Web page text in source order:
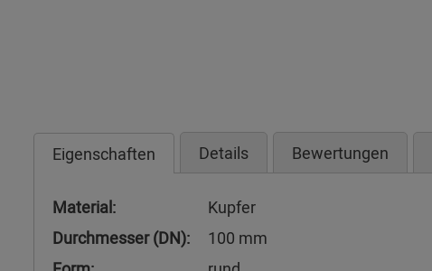
Eigenschaften Details Bewertungen
Material:
Kupfer
Durchmesser (DN):
100 mm